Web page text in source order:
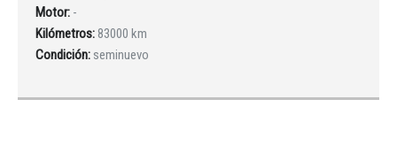
Motor: -
Kilómetros: 83000 km
Condición: seminuevo